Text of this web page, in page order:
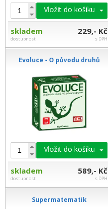
Vložit do košíku
skladem
dostupnost
229,- Kč
s DPH
Evoluce - O původu druhů
Vložit do košíku
skladem
dostupnost
589,- Kč
s DPH
Supermatematik